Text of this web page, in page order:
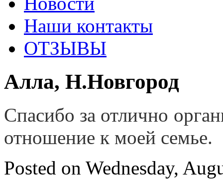
Наши контакты
ОТЗЫВЫ
Алла, Н.Новгород
Спасибо за отлично
отношение к моей семье.
Posted on Wednesday,